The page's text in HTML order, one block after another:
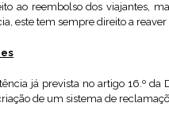
ao reembolso dos viajantes,
este tem sempre direito a reaver
já prevista no artigo 16.º
de um sistema de